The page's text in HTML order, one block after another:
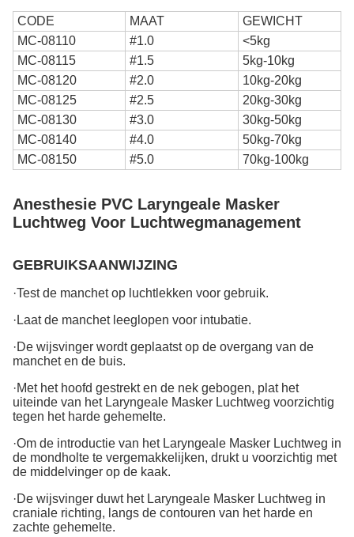
CODE MAAT
GEWICHT
MC-08110
#1.0
<5kg
MC-08115
#1.5
5kg-10kg
MC-08120
#2.0
10kg-20kg
MC-08125
#2.5
20kg-30kg
MC-08130
#3.0
30kg-50kg
MC-08140
#4.0
50kg-70kg
MC-08150
#5.0 70kg-100kg
Anesthesie PVC Laryngeale Masker
Luchtweg Voor Luchtwegmanagement
GEBRUIKSAANWIJZING
·Test de manchet op luchtlekken voor gebruik.
·Laat de manchet leeglopen voor intubatie.
·De wijsvinger wordt geplaatst op de overgang van de
manchet en de buis.
·Met het hoofd gestrekt en de nek gebogen, plat het
uiteinde van het Laryngeale Masker Luchtweg voorzichtig
tegen het harde gehemelte.
·Om de introductie van het Laryngeale Masker Luchtweg in
de mondholte te vergemakkelijken, drukt u voorzichtig met
de middelvinger op de kaak.
·De wijsvinger duwt het Laryngeale Masker Luchtweg in
craniale richting, langs de contouren van het harde en
zachte gehemelte.